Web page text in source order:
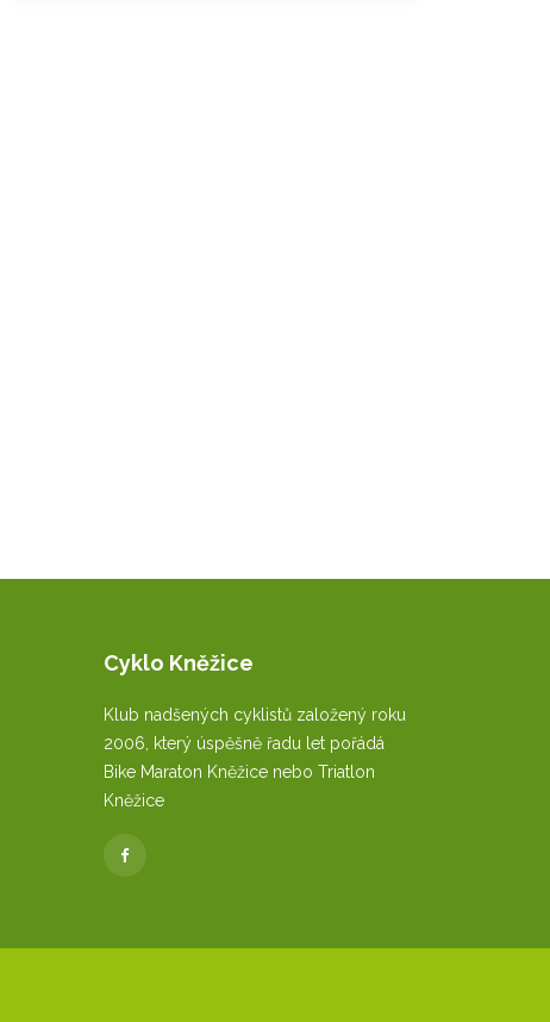
Cyklo Kněžice
Klub nadšených cyklistů založený roku
2006, který úspěšně řadu let pořádá
Bike Maraton Kněžice nebo Triatlon
Kněžice